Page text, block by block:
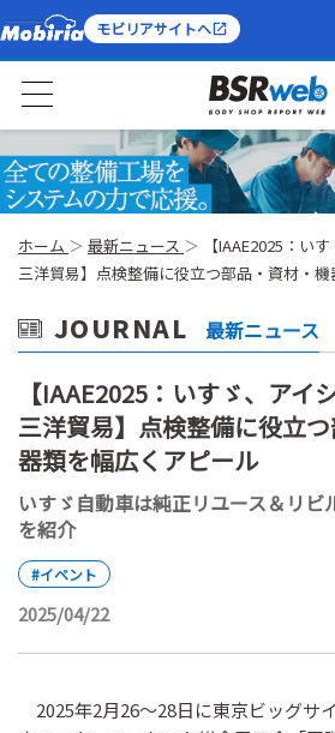
モビリアサイトへ
ホーム 最新ニュース
【IAAE2025：い
三洋貿易】点検整備に役立つ部品・資材・
JOURNAL 最新ニュース
【IAAE2025：いすゞ、アイ
三洋貿易】点検整備に役立
器類を幅広くアピール
いすゞ自動車は純正リユース＆リビ
を紹介
#イベント
2025/04/22
2025年2月26～28日に東京ビッグサ